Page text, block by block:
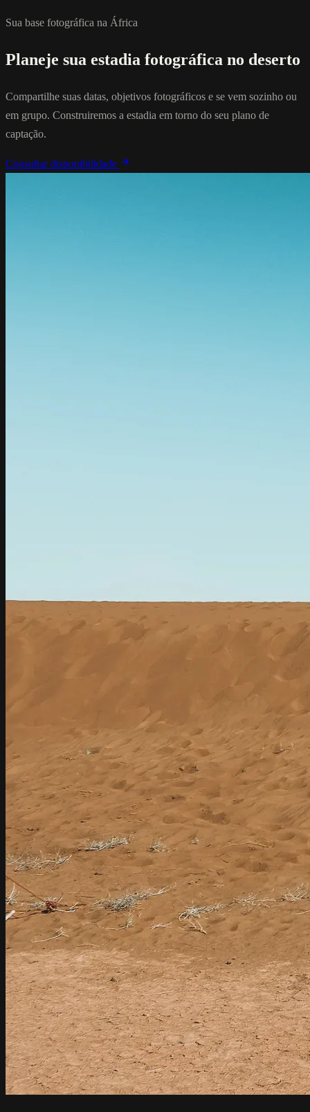
Sua base fotográfica na África
Planeje sua estadia fotográfica no deserto
Compartilhe suas datas, objetivos fotográficos e se vem sozinho ou
em grupo. Construiremos a estadia em torno do seu plano de
captação.
Consultar disponibilidade